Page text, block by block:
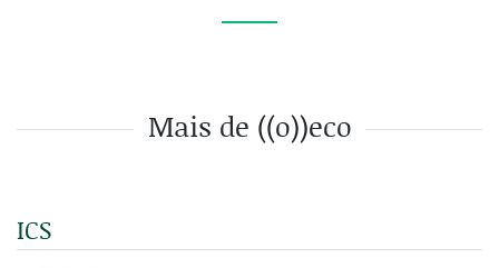
Mais de ((o))eco
ICS